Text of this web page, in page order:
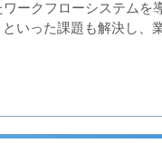
ワークフローシステムを
といった課題も解決し、